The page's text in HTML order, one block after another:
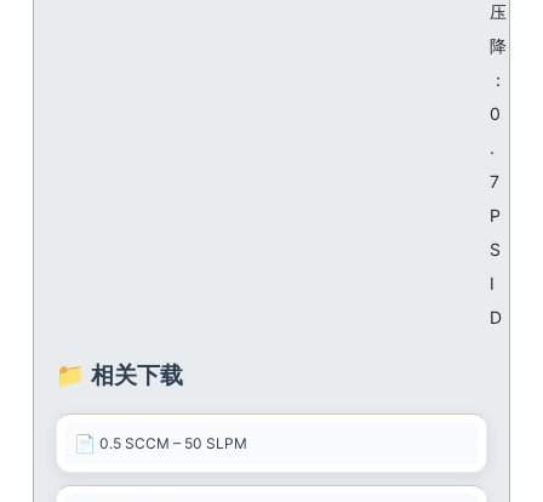
压
降
：
0
.
7
P
S
I
D
📁 相关下载
📄 0.5 SCCM – 50 SLPM